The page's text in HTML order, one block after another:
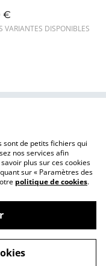
€
VARIANTES DISPONIBLES
de cookies
by
sont de petits fichiers qui
nos services afin
plus sur ces cookies
sur « Paramètres des
politique de cookies.